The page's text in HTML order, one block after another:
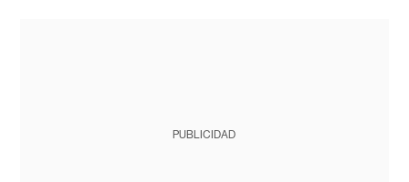
PUBLICIDAD